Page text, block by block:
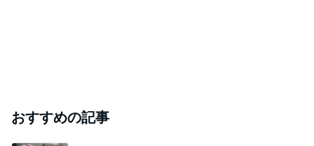
おすすめの記事